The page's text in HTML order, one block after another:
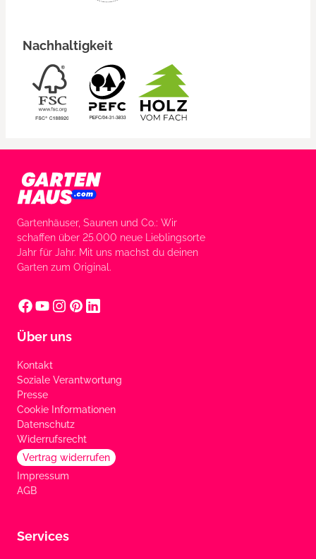
Nachhaltigkeit
Gartenhäuser, Saunen und Co.: Wir
schaffen über 25.000 neue Lieblingsorte
Jahr für Jahr. Mit uns machst du deinen
Garten zum Original.
Über uns
Kontakt
Soziale Verantwortung
Presse
Cookie Informationen
Datenschutz
Widerrufsrecht
Vertrag widerrufen
Impressum
AGB
Services